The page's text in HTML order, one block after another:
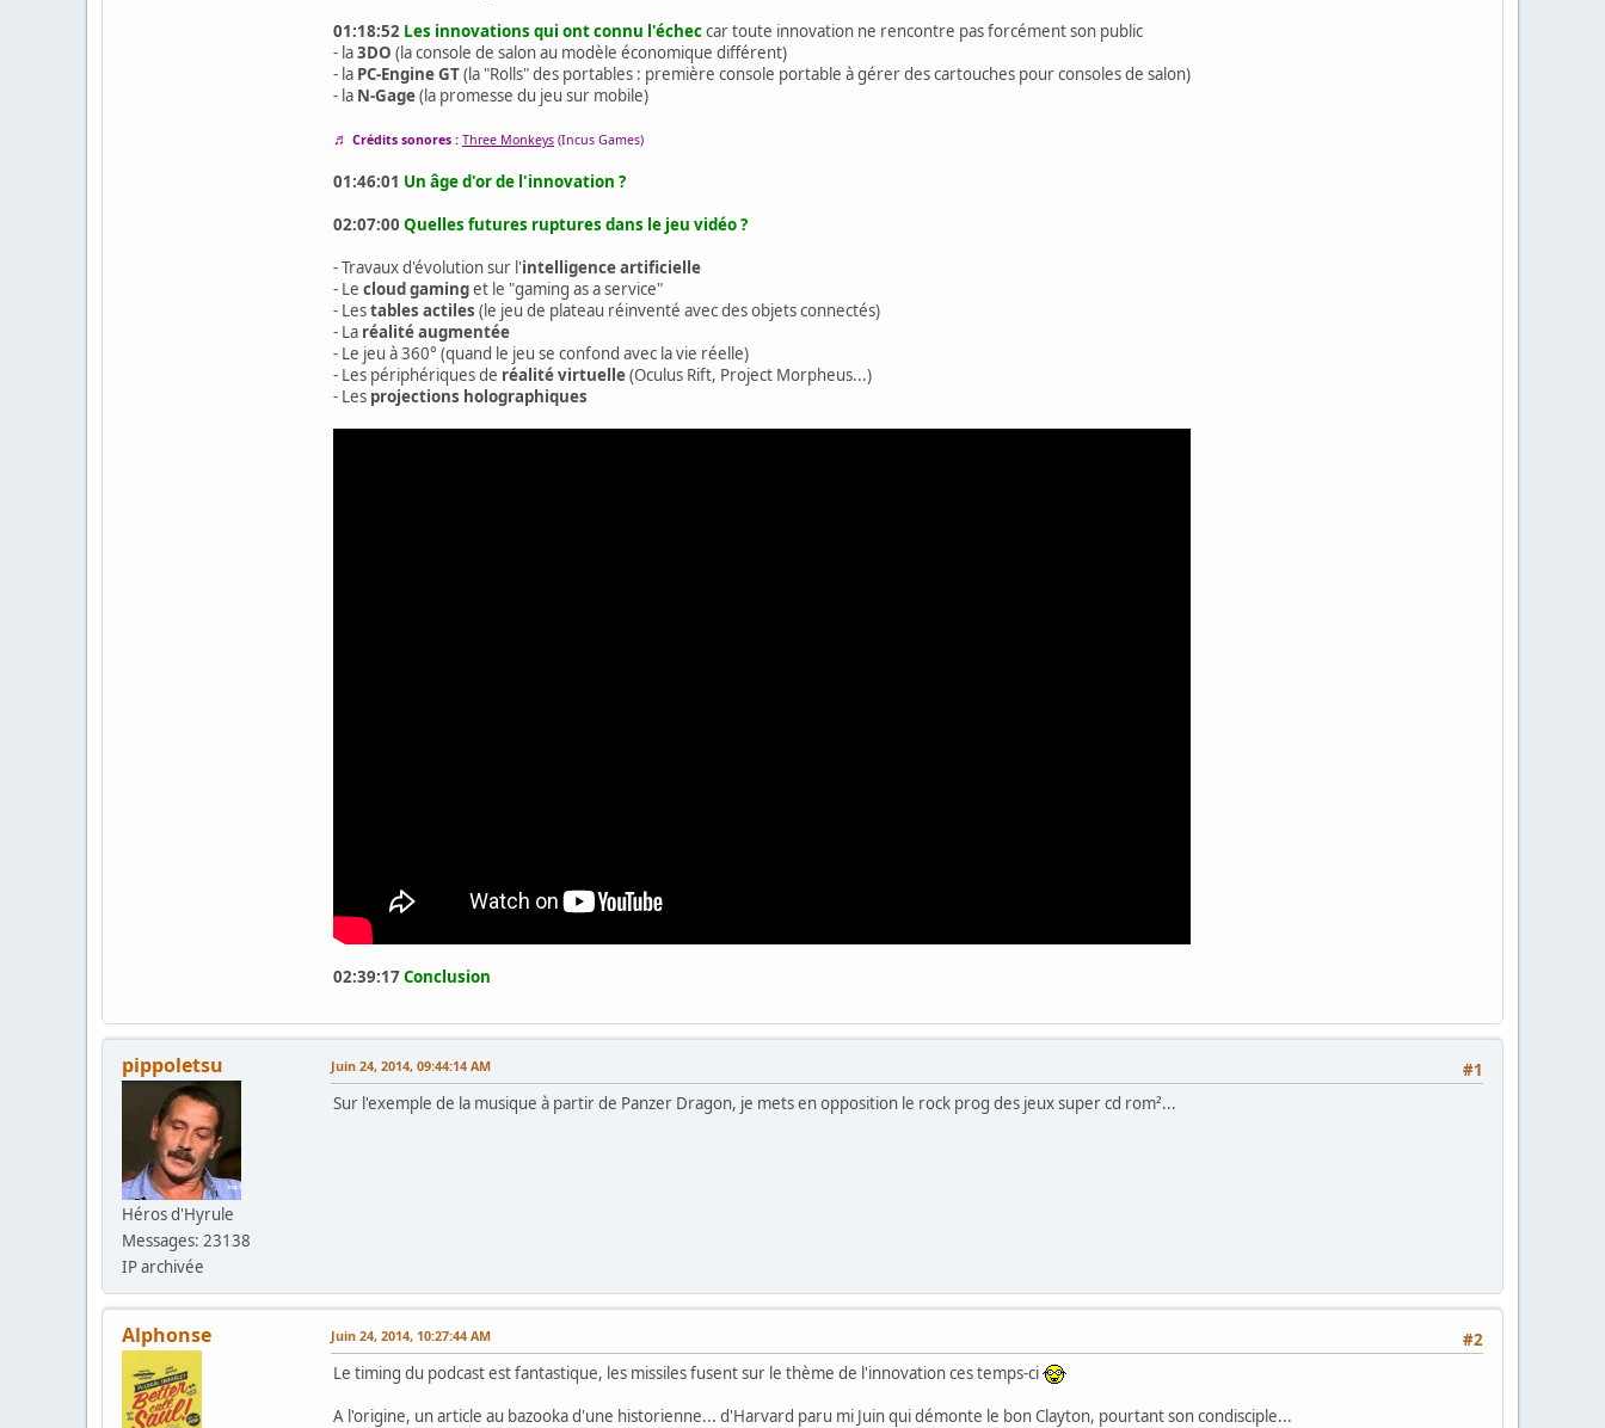
01:18:52 Les innovations qui ont connu l'écheccar toute innovation ne rencontre pas forcément son public
- la3DO (la console de salon au modèle économique différent)
- la PC-Engine GT(la "Rolls" des portables : première console portable à gérer des cartouches pour consoles de salon)
- la N-Gage(la promesse du jeu sur mobile)
♬ Crédits sonores : Three Monkeys (Incus Games)
01:46:01 Un âge d'or de l'innovation ?
02:07:00 Quelles futures ruptures dans le jeu vidéo ?
- Travaux d'évolution sur l'intelligence artificielle
- Le cloud gaminget le "gaming as a service"
- Lestables actiles (le jeu de plateau réinventé avec des objets connectés)
- La réalité augmentée
- Le jeu à 360° (quand le jeu se confond avec la vie réelle)
- Les périphériques de réalité virtuelle(Oculus Rift, Project Morpheus...)
- Les projections holographiques
02:39:17Conclusion
pippoletsu
Héros d'Hyrule
Messages: 23138
IP archivée
#1
Juin 24, 2014, 09:44:14 AM
Sur l'exemple de la musique à partir de Panzer Dragon, je mets en opposition le rock prog des jeux super cd rom²...
Alphonse #2
Juin 24, 2014, 10:27:44 AM
Le timing du podcast est fantastique, les missiles fusent sur le thème de l'innovation ces temps-ci
A l'origine, un article au bazooka d'une historienne... d'Harvard paru mi Juin qui démonte le bon Clayton, pourtant son condisciple...